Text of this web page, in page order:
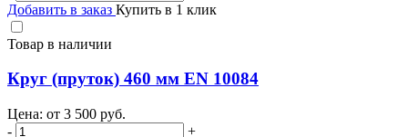
Добавить в заказ Купить в 1 клик
Товар в наличии
Круг (пруток) 460 мм EN 10084
Цена: от 3 500 руб.
-
+